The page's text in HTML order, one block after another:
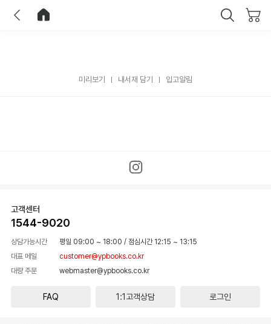
미리보기 내서재 담기 입고알림
고객센터
1544-9020
상담가능시간 평일 09:00 ~ 18:00 / 점심시간 12:15 ~ 13:15
대표 메일
customer@ypbooks.co.kr
대량 주문
webmaster@ypbooks.co.kr
FAQ 1:1고객상담 로그인